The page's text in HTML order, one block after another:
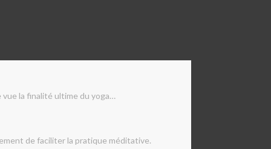
vue la finalité ultime du yoga…
de faciliter la pratique méditative.